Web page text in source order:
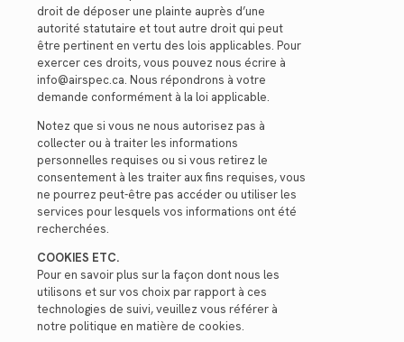
droit de déposer une plainte auprès d’une
autorité statutaire et tout autre droit qui peut
être pertinent en vertu des lois applicables. Pour
exercer ces droits, vous pouvez nous écrire à
info@airspec.ca. Nous répondrons à votre
demande conformément à la loi applicable.
Notez que si vous ne nous autorisez pas à
collecter ou à traiter les informations
personnelles requises ou si vous retirez le
consentement à les traiter aux fins requises, vous
ne pourrez peut-être pas accéder ou utiliser les
services pour lesquels vos informations ont été
recherchées.
COOKIES ETC.
Pour en savoir plus sur la façon dont nous les
utilisons et sur vos choix par rapport à ces
technologies de suivi, veuillez vous référer à
notre politique en matière de cookies.